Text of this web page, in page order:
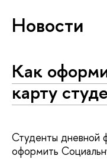
Новости
Как
карту
Студенты дневной
оформить